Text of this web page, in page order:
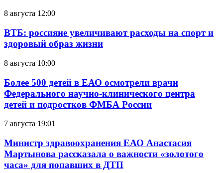
8 августа 12:00
ВТБ: россияне увеличивают расходы на спорт и
здоровый образ жизни
8 августа 10:00
Более 500 детей в ЕАО осмотрели врачи
Федерального научно-клинического центра
детей и подростков ФМБА России
7 августа 19:01
Министр здравоохранения ЕАО Анастасия
Мартынова рассказала о важности «золотого
часа» для попавших в ДТП